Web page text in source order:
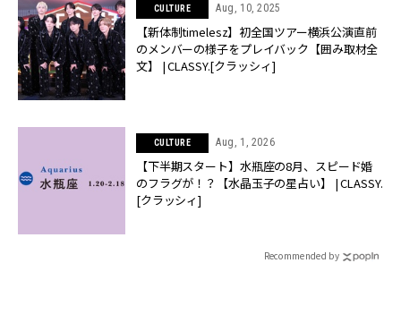
CULTURE Aug, 10, 2025
【新体制timelesz】初全国ツアー横浜公演直前
のメンバーの様子をプレイバック【囲み取材全
文】 | CLASSY.[クラッシィ]
CULTURE Aug, 1, 2026
【下半期スタート】水瓶座の8月、スピード婚
のフラグが！？【水晶玉子の星占い】 | CLASSY.
[クラッシィ]
Recommended by